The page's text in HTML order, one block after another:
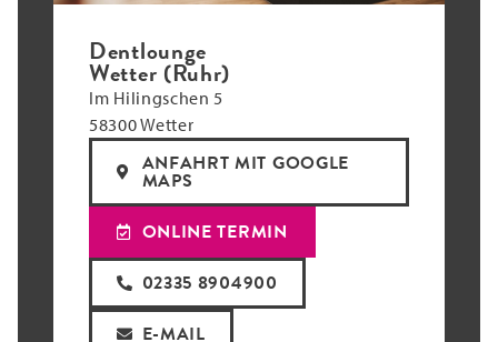
Dentlounge
Wetter (Ruhr)
Im Hilingschen 5
58300 Wetter
ANFAHRT MIT GOOGLE
MAPS
ONLINE TERMIN
02335 8904900
E-MAIL